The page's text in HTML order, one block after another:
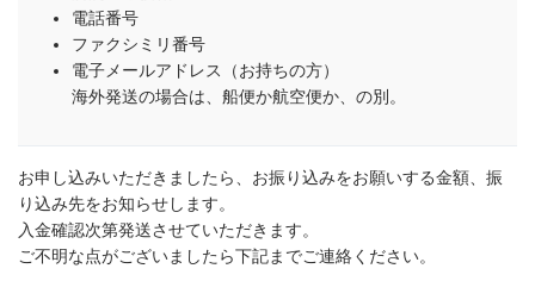
電話番号
ファクシミリ番号
電子メールアドレス（お持ちの方）
海外発送の場合は、船便か航空便か、の別。
お申し込みいただきましたら、お振り込みをお願いする金額、振
り込み先をお知らせします。
入金確認次第発送させていただきます。
ご不明な点がございましたら下記までご連絡ください。